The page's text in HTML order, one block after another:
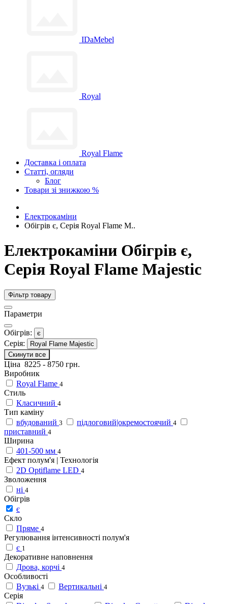
IDaMebel
Royal
Royal Flame
Доставка і оплата
Статті, огляди
Блог
Товари зі знижкою %
Електрокаміни
Обігрів є, Серія Royal Flame M..
Електрокаміни Обігрів є,
Серія Royal Flame Majestic
Фільтр товару
Параметри
Обігрів: є
Серія:
Royal Flame Majestic
Скинути все
Ціна 8225 - 8750 грн.
Виробник
Royal Flame 4
Стиль
Класичний 4
Тип каміну
вбудований 3 підлоговий|окремостоячий 4
приставний 4
Ширина
401-500 мм 4
Ефект полум'я | Технологія
2D Optiflame LED 4
Зволоження
ні 4
Обігрів
є
Скло
Пряме 4
Регулювання інтенсивності полум'я
є 1
Декоративне наповнення
Дрова, корчі 4
Особливості
Вузькі 4 Вертикальні 4
Серія